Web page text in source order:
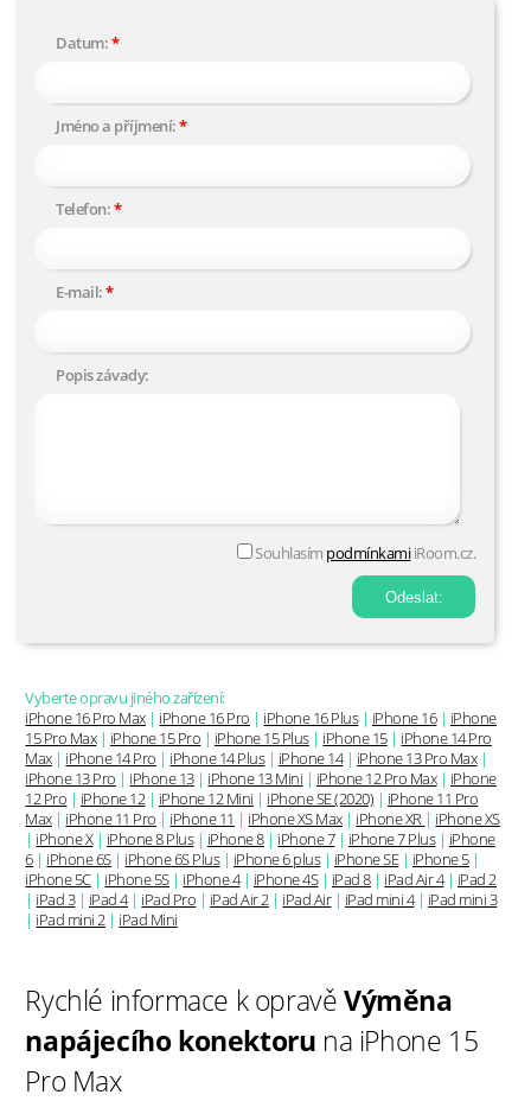
Datum:
Jméno a příjmení:
Telefon:
E-mail:
Popis závady:
Souhlasím podmínkami iRoom.cz.
Vyberte opravu jiného zařízení:
iPhone 16 Pro Max| iPhone 16 Pro | iPhone 16 Plus| iPhone 16| iPhone
15 Pro Max| iPhone 15 Pro | iPhone 15 Plus| iPhone 15| iPhone 14 Pro
Max| iPhone 14 Pro | iPhone 14 Plus| iPhone 14| iPhone 13 Pro Max|
iPhone 13 Pro | iPhone 13| iPhone 13 Mini | iPhone 12 Pro Max| iPhone
12 Pro | iPhone 12| iPhone 12 Mini | iPhone SE (2020) | iPhone 11 Pro
Max| iPhone 11 Pro | iPhone 11 | iPhone XS Max| iPhone XR | iPhone XS
| iPhone X| iPhone 8 Plus| iPhone 8| iPhone 7| iPhone 7 Plus| iPhone
6| iPhone 6S| iPhone 6S Plus| iPhone 6 plus| iPhone SE| iPhone 5|
iPhone 5C| iPhone 5S| iPhone 4| iPhone 4S| iPad 8| iPad Air 4| iPad 2
| iPad 3| iPad 4| iPad Pro | iPad Air 2| iPad Air| iPad mini 4| iPad mini 3
| iPad mini 2| iPad Mini
Rychlé informace k opravěVýměna
napájecího konektoru na iPhone 15
Pro Max